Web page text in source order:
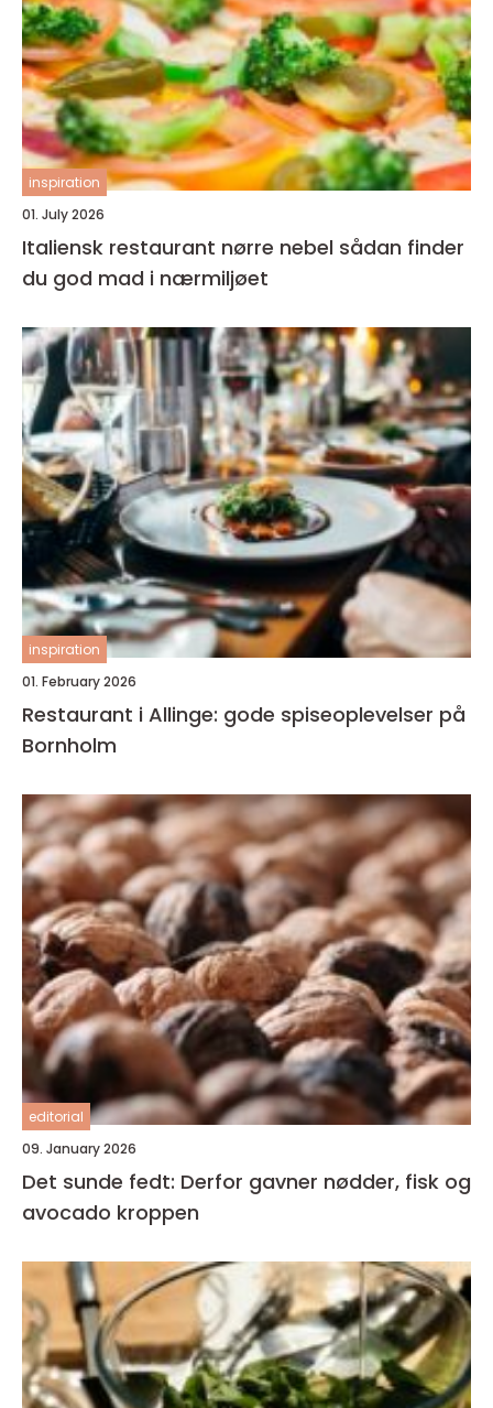
inspiration
01. July 2026
Italiensk restaurant nørre nebel sådan finder
du god mad i nærmiljøet
inspiration
01. February 2026
Restaurant i Allinge: gode spiseoplevelser på
Bornholm
editorial
09. January 2026
Det sunde fedt: Derfor gavner nødder, fisk og
avocado kroppen